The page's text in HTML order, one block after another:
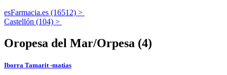
esFarmacia.es (16512) >
Castellón (104) >
Oropesa del Mar/Orpesa (4)
Iborra Tamarit -matias